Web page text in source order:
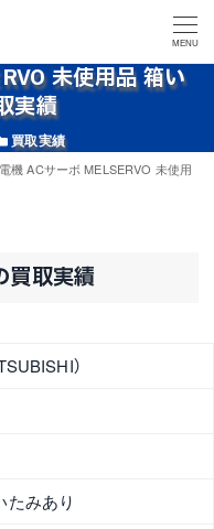
MENU
未使用品 箱い
実績
テゴリー
買取実績
機 ACサーボ MELSERVO 未使用
取実績
）
たみあり